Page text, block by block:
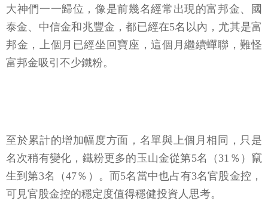
大神們一一歸位，像是前幾名經常出現的富邦金、國
泰金、中信金和兆豐金，都已經在5名以內，尤其是富
邦金，上個月已經坐回寶座，這個月繼續蟬聯，難怪
富邦金吸引不少鐵粉。
至於累計的增加幅度方面，名單與上個月相同，只是
名次稍有變化，鐵粉更多的玉山金從第5名（31％）竄
生到第3名（47％）。而5名當中也占有3名官股金控，
可見官股金控的穩定度值得穩健投資人思考。